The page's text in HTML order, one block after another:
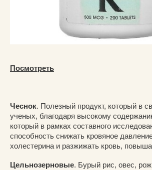
Посмотреть
Чеснок. Полезный продукт, который в
ученых, благодаря высокому
который в рамках составного
способность снижать кровяное
холестерина и разжижать кровь,
Цельнозерновые. Бурый рис, овес,